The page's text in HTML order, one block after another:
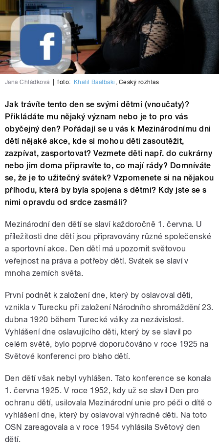
Jana Chládková foto: Khalil Baalbaki , Český rozhlas
Jak trávíte tento den se svými dětmi (vnoučaty)?
Přikládáte mu nějaký význam nebo je to pro vás
obyčejný den? Pořádají se u vás k Mezinárodnímu dni
dětí nějaké akce, kde si mohou děti zasoutěžit,
zazpívat, zasportovat? Vezmete děti např. do cukrárny
nebo jim doma připravíte to, co mají rády? Domníváte
se, že je to užitečný svátek? Vzpomenete si na nějakou
příhodu, která by byla spojena s dětmi? Kdy jste se s
nimi opravdu od srdce zasmáli?
Mezinárodní den dětí se slaví každoročně 1. června. U
příležitosti dne dětí jsou připravovány různé společenské
a sportovní akce. Den dětí má upozornit světovou
veřejnost na práva a potřeby dětí. Svátek se slaví v
mnoha zemích světa.
První podnět k založení dne, který by oslavoval děti,
vznikla v Turecku při založení Národního shromáždění 23.
dubna 1920 během Turecké války za nezávislost.
Vyhlášení dne oslavujícího děti, který by se slavil po
celém světě, bylo poprvé doporučováno v roce 1925 na
Světové konferenci pro blaho dětí.
Den dětí však nebyl vyhlášen. Tato konference se konala
1. června 1925. V roce 1952, kdy už se slavil Den pro
ochranu dětí, usilovala Mezinárodní unie pro péči o dítě o
vyhlášení dne, který by oslavoval výhradně děti. Na toto
OSN zareagovala a v roce 1954 vyhlásila Světový den
dětí.